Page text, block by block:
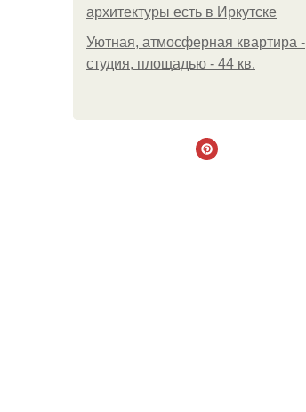
архитектуры есть в Иркутске
Уютная, атмосферная квартира -
студия, площадью - 44 кв.